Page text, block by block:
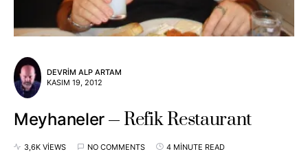
DEVRIM ALP ARTAM
KASIM 19, 2012
Meyhaneler Refik Restaurant
3,6K VIEWS NO COMMENTS 4 MINUTE READ